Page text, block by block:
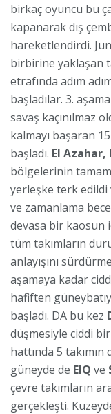
birkaç oyuncu bu
kapanarak dış
hareketlendirdi.
birbirine yaklaşan
etrafında adım
başladılar. 3.
savaş kaçınılmaz
kalmayı başaran
başladı. El
bölgelerinin
yerleşke terk edildi
ve zamanlama
devasa bir kaosun
tüm takımların
anlayışını
aşamaya kadar
hafiften
başladı. DA bu kez
düşmesiyle ciddi
hattında 5
güneyde de EIQ ve
çevre takımların
gerçekleşti.